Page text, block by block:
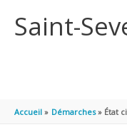
Saint-
Accueil Démarches État